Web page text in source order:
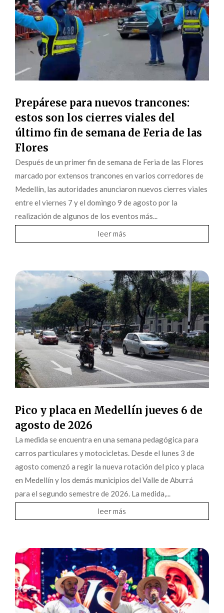
Prepárese para nuevos trancones:
estos son los cierres viales del
último fin de semana de Feria de las
Flores
Después de un primer fin de semana de Feria de las Flores
marcado por extensos trancones en varios corredores de
Medellín, las autoridades anunciaron nuevos cierres viales
entre el viernes 7 y el domingo 9 de agosto por la
realización de algunos de los eventos más...
leer más
Pico y placa en Medellín jueves 6 de
agosto de 2026
La medida se encuentra en una semana pedagógica para
carros particulares y motocicletas. Desde el lunes 3 de
agosto comenzó a regir la nueva rotación del pico y placa
en Medellín y los demás municipios del Valle de Aburrá
para el segundo semestre de 2026. La medida,...
leer más